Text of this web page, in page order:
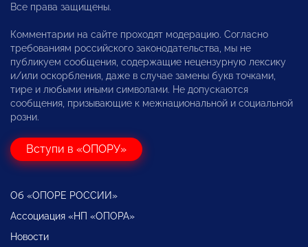
Все права защищены.
Комментарии на сайте проходят модерацию. Согласно
требованиям российского законодательства, мы не
публикуем сообщения, содержащие нецензурную лексику
и/или оскорбления, даже в случае замены букв точками,
тире и любыми иными символами. Не допускаются
сообщения, призывающие к межнациональной и социальной
розни.
Вступи в «ОПОРУ»
Об «ОПОРЕ РОССИИ»
Ассоциация «НП «ОПОРА»
Новости